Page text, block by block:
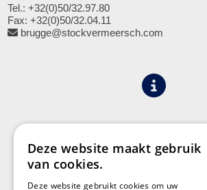
Tel.: +32(0)50/32.97.80
Fax: +32(0)50/32.04.11
brugge@stockvermeersch.com
Leveringen aan Stock
Deze website maakt gebruik
van cookies.
Deze website gebruikt cookies om uw